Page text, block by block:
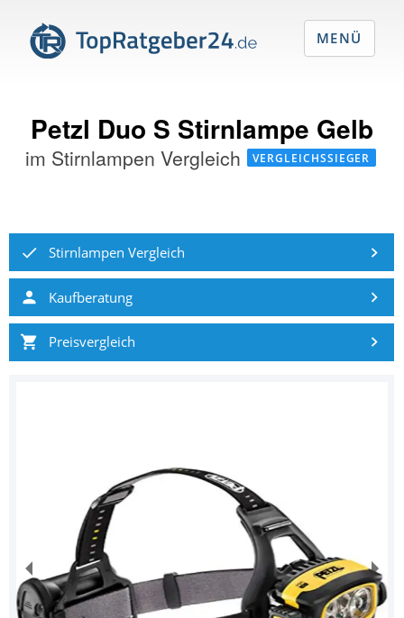
Petzl Duo S Stirnlampe Gelb
im Stirnlampen Vergleich VERGLEICHSSIEGER
Stirnlampen Vergleich
Kaufberatung
Preisvergleich
MENÜ